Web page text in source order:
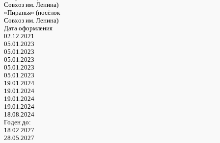
Совхоз им. Ленина)
«Пиранья» (посёлок
Совхоз им. Ленина)
Дата оформления
02.12.2021
05.01.2023
05.01.2023
05.01.2023
05.01.2023
05.01.2023
19.01.2024
19.01.2024
19.01.2024
19.01.2024
18.08.2024
Годен до:
18.02.2027
28.05.2027